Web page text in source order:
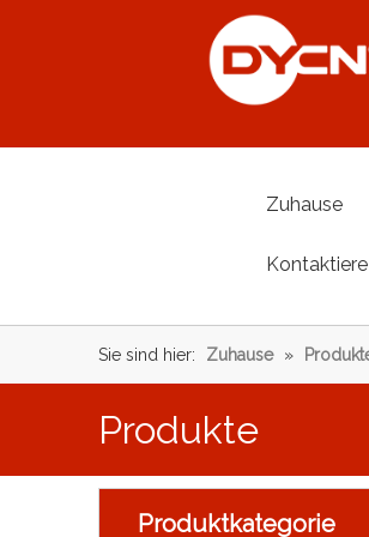
Zuhause
Sie sind hier: Zuhause »
Produkte
Produktkategorie